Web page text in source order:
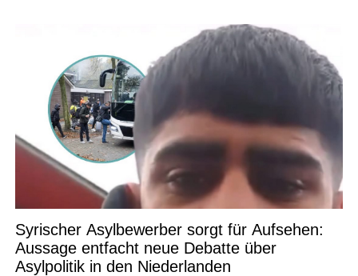
Syrischer Asylbewerber sorgt für Aufsehen:
Aussage entfacht neue Debatte über
Asylpolitik in den Niederlanden